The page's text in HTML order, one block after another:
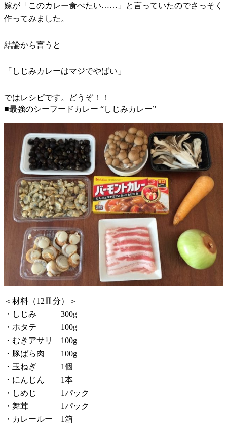
嫁が「このカレー食べたい……」と言っていたのでさっそく
作ってみました。
結論から言うと
「しじみカレーはマジでやばい」
ではレシピです。どうぞ！！
■最強のシーフードカレー “しじみカレー”
＜材料（12皿分）＞
・しじみ 300g
・ホタテ 100g
・むきアサリ 100g
・豚ばら肉 100g
・玉ねぎ 1個
・にんじん 1本
・しめじ 1パック
・舞茸 1パック
・カレールー 1箱